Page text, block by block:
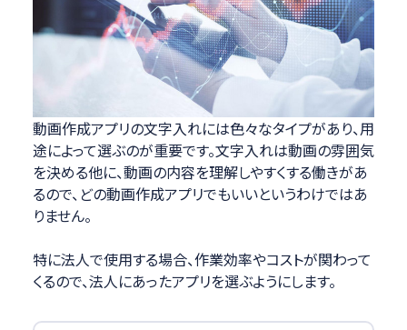
動画作成アプリの文字入れには色々なタイプがあり、用
途によって選ぶのが重要です。文字入れは動画の雰囲気
を決める他に、動画の内容を理解しやすくする働きがあ
るので、どの動画作成アプリでもいいというわけではあ
りません。
特に法人で使用する場合、作業効率やコストが関わって
くるので、法人にあったアプリを選ぶようにします。